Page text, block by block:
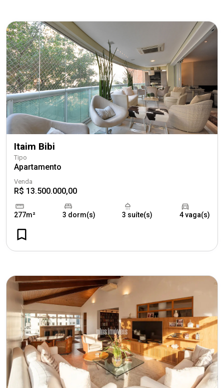
Itaim Bibi
Tipo
Apartamento
Venda
R$ 13.500.000,00
277m² 3 dorm(s) 3 suíte(s) 4 vaga(s)